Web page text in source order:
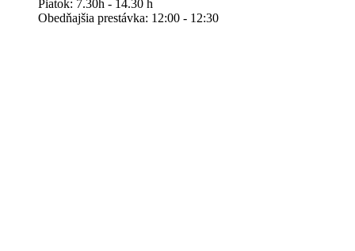
Piatok: 7.30h - 14.30 h
Obedňajšia prestávka: 12:00 - 12:30